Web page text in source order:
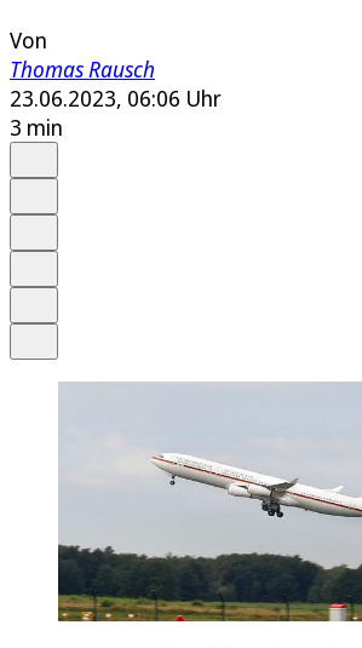
Von
Thomas Rausch
23.06.2023, 06:06 Uhr
3 min